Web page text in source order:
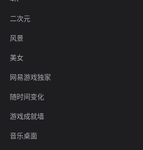
二次元
风景
美女
网易游戏独家
随时间变化
游戏成就墙
音乐桌面